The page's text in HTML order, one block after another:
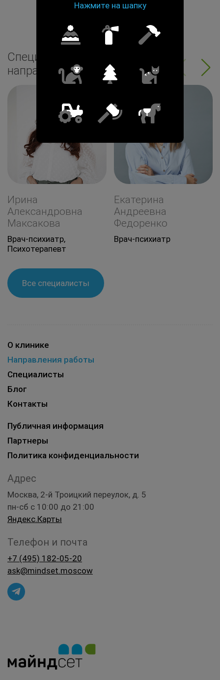
Специалисты по
направлению:
Ирина
Александровна
Максакова
Врач-психиатр,
Психотерапевт
Екатерина
Андреевна
Федоренко
Врач-психиатр
Все специалисты
О клинике
Направления работы
Специалисты
Блог
Контакты
Публичная информация
Партнеры
Политика конфиденциальности
Адрес
Москва, 2-й Троицкий переулок, д. 5
пн-сб с 10:00 до 21:00
Яндекс.Карты
Телефон и почта
+7 (495) 182-05-20
ask@mindset.moscow
Нажмите на шапку